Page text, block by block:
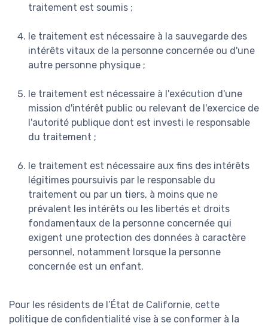
traitement est soumis ;
le traitement est nécessaire à la sauvegarde des
intérêts vitaux de la personne concernée ou d'une
autre personne physique ;
le traitement est nécessaire à l'exécution d'une
mission d'intérêt public ou relevant de l'exercice de
l'autorité publique dont est investi le responsable
du traitement ;
le traitement est nécessaire aux fins des intérêts
légitimes poursuivis par le responsable du
traitement ou par un tiers, à moins que ne
prévalent les intérêts ou les libertés et droits
fondamentaux de la personne concernée qui
exigent une protection des données à caractère
personnel, notamment lorsque la personne
concernée est un enfant.
Pour les résidents de l’État de Californie, cette
politique de confidentialité vise à se conformer à la